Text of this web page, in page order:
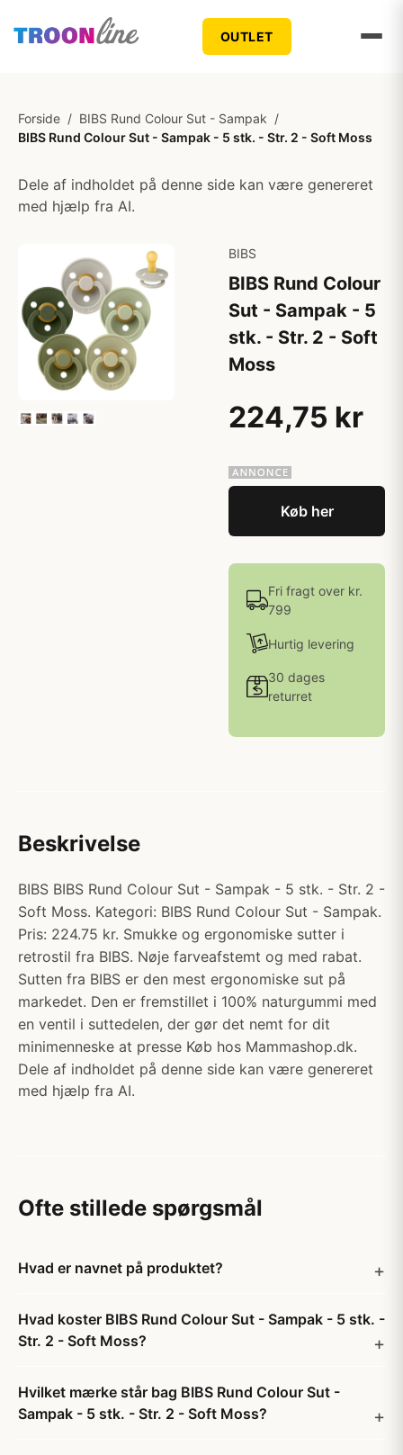
OUTLET
Forside / BIBS Rund Colour Sut - Sampak /
BIBS Rund Colour Sut - Sampak - 5 stk. - Str. 2 - Soft Moss
Dele af indholdet på denne side kan være genereret
med hjælp fra AI.
BIBS
BIBS Rund Colour
Sut - Sampak - 5
stk. - Str. 2 - Soft
Moss
224,75 kr
Køb her
Fri fragt over kr.
799
Hurtig levering
30 dages
returret
Beskrivelse
BIBS BIBS Rund Colour Sut - Sampak - 5 stk. - Str. 2 -
Soft Moss. Kategori: BIBS Rund Colour Sut - Sampak.
Pris: 224.75 kr. Smukke og ergonomiske sutter i
retrostil fra BIBS. Nøje farveafstemt og med rabat.
Sutten fra BIBS er den mest ergonomiske sut på
markedet. Den er fremstillet i 100% naturgummi med
en ventil i suttedelen, der gør det nemt for dit
minimenneske at presse Køb hos Mammashop.dk.
Dele af indholdet på denne side kan være genereret
med hjælp fra AI.
Ofte stillede spørgsmål
Hvad er navnet på produktet?
Hvad koster BIBS Rund Colour Sut - Sampak - 5 stk. -
Str. 2 - Soft Moss?
Hvilket mærke står bag BIBS Rund Colour Sut -
Sampak - 5 stk. - Str. 2 - Soft Moss?